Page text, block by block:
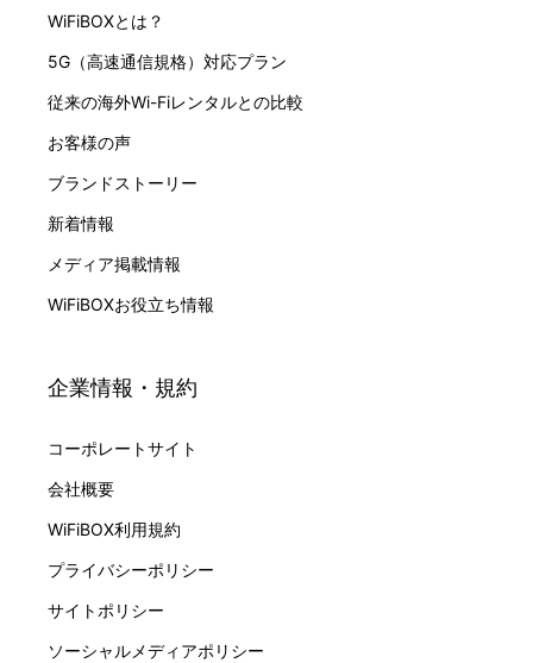
WiFiBOXとは？
5G（高速通信規格）対応プラン
従来の海外Wi-Fiレンタルとの比較
お客様の声
ブランドストーリー
新着情報
メディア掲載情報
WiFiBOXお役立ち情報
企業情報・規約
コーポレートサイト
会社概要
WiFiBOX利用規約
プライバシーポリシー
サイトポリシー
ソーシャルメディアポリシー